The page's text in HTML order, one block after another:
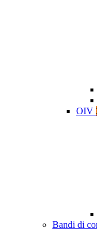
OIV
Bandi di